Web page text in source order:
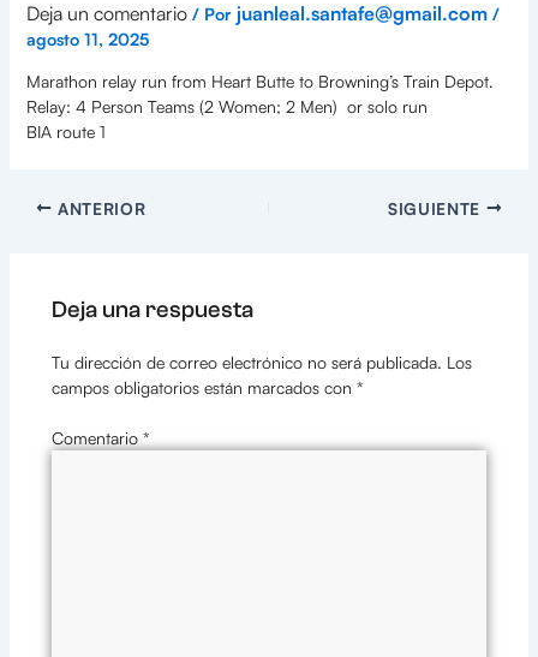
Deja un comentario / Por juanleal.santafe@gmail.com /
agosto 11, 2025
Marathon relay run from Heart Butte to Browning’s Train Depot.
Relay: 4 Person Teams (2 Women; 2 Men) or solo run
BIA route 1
ANTERIOR SIGUIENTE
Deja una respuesta
Tu dirección de correo electrónico no será publicada. Los
campos obligatorios están marcados con *
Comentario *